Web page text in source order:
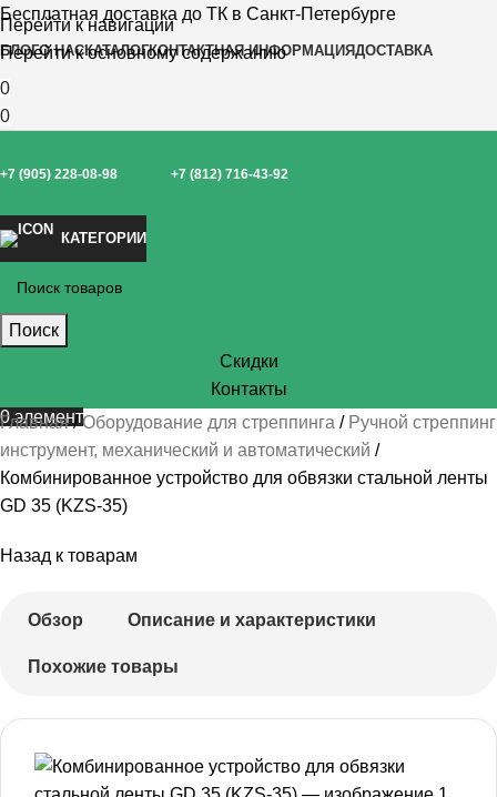
Перейти к навигации
Перейти к основному содержанию
Бесплатная доставка до ТК в Санкт-Петербурге
БЛОГО НАСКАТАЛОГКОНТАКТНАЯ ИНФОРМАЦИЯДОСТАВКА
0
0
+7 (905) 228-08-98 +7 (812) 716-43-92
КАТЕГОРИИ
Поиск
Скидки
Контакты
0элемент
Главная Оборудование для стреппинга
Ручной стреппинг
инструмент, механический и автоматический
Комбинированное устройство для обвязки стальной ленты
GD 35 (KZS-35)
Назад к товарам
Обзор Описание и характеристики
Похожие товары